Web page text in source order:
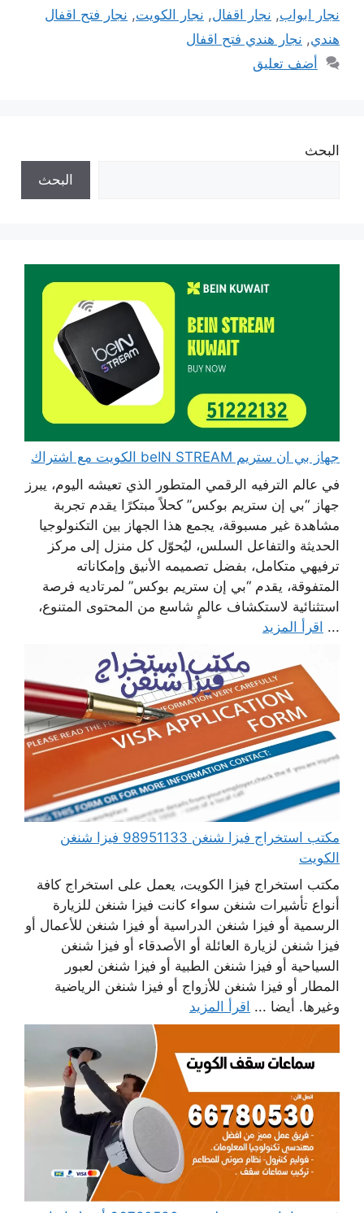
نجار ابواب, نجار اقفال, نجار الكويت, نجار فتح اقفال
هندي, نجار هندي فتح اقفال
أضف تعليق
البحث
البحث
جهاز بي ان ستريم beIN STREAM الكويت مع اشتراك
في عالم الترفيه الرقمي المتطور الذي تعيشه اليوم، يبرز
جهاز “بي إن ستريم بوكس” كحلاً مبتكرًا يقدم تجربة
مشاهدة غير مسبوقة، يجمع هذا الجهاز بين التكنولوجيا
الحديثة والتفاعل السلس، ليُحوّل كل منزل إلى مركز
ترفيهي متكامل، بفضل تصميمه الأنيق وإمكاناته
المتفوقة، يقدم “بي إن ستريم بوكس” لمرتاديه فرصة
استثنائية لاستكشاف عالمٍ شاسع من المحتوى المتنوع،
... اقرأ المزيد
مكتب استخراج فيزا شنغن 98951133 فيزا شنغن
الكويت
مكتب استخراج فيزا الكويت، يعمل على استخراج كافة
أنواع تأشيرات شنغن سواء كانت فيزا شنغن للزيارة
الرسمية أو فيزا شنغن الدراسية أو فيزا شنغن للأعمال أو
فيزا شنغن لزيارة العائلة أو الأصدقاء أو فيزا شنغن
السياحية أو فيزا شنغن الطبية أو فيزا شنغن لعبور
المطار أو فيزا شنغن للأزواج أو فيزا شنغن الرياضية
وغيرها. أيضا ... اقرأ المزيد